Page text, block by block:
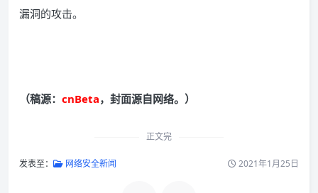
漏洞的攻击。
（稿源： cnBeta，封面源自网络。）
正文完
发表至： 网络安全新闻 2021年1月25日